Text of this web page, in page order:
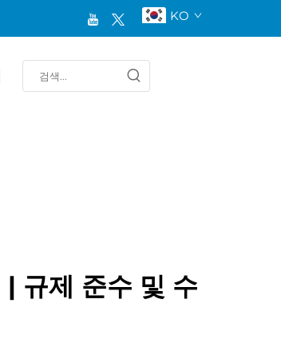
KO
규제 준수 및 수